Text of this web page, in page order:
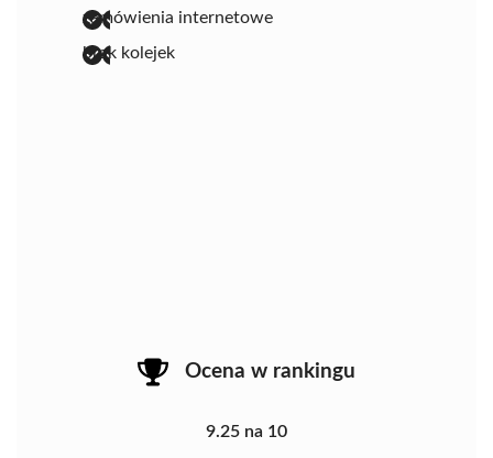
zamówienia internetowe
brak kolejek
Ocena w rankingu
9.25 na 10